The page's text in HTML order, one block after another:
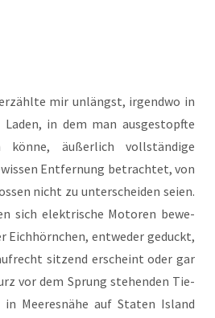
mir unlängst, irgend­wo in
in dem man aus­ge­stopf­te
kön­ne, äußer­lich voll­stän­di­ge
Ent­fer­nung betrach­tet, von
nicht zu unter­schei­den sei­en.
sich elek­tri­sche Moto­ren bewe­
Eich­hörn­chen, ent­we­der geduckt,
sit­zend erscheint oder gar
vor dem Sprung ste­hen­den Tie­
Mee­res­nä­he auf Sta­ten Island